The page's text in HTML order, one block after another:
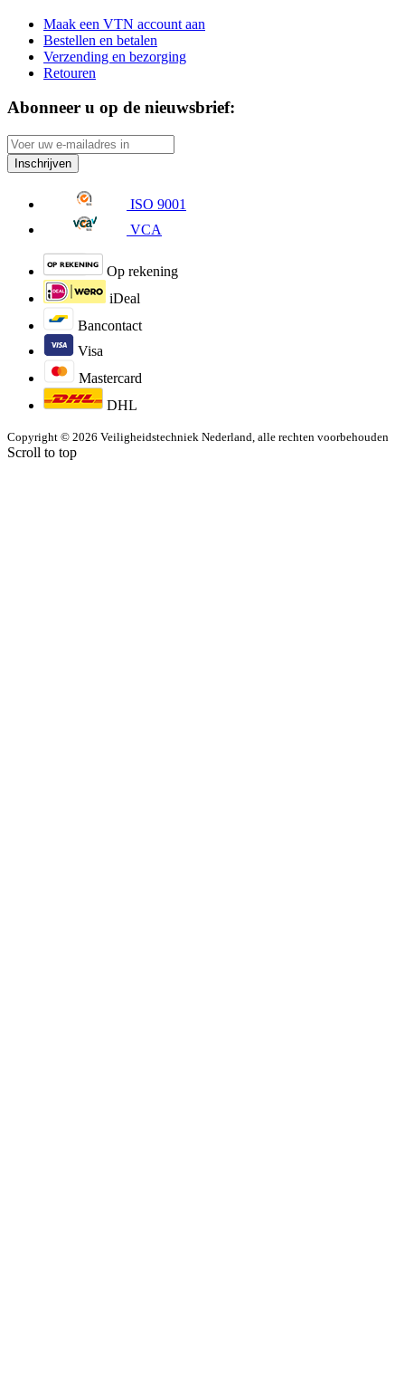
Maak een VTN account aan
Bestellen en betalen
Verzending en bezorging
Retouren
Abonneer u op de nieuwsbrief:
Inschrijven
ISO 9001
VCA
Op rekening
iDeal
Bancontact
Visa
Mastercard
DHL
Copyright © 2026 Veiligheidstechniek Nederland, alle rechten voorbehouden
Scroll to top